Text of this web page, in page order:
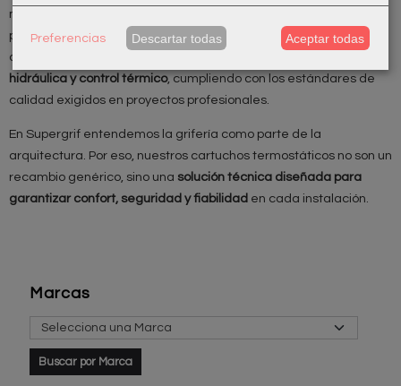
Marcas
mantenimiento, sustitución o reparación sin comprometer las
prestaciones originales del sistema. Cada cartucho ha sido
desarrollado bajo criterios de
hidráulica y control térmico, cumpliendo con los estándares de
calidad exigidos en proyectos profesionales.
En Supergrif entendemos la grifería como parte de la
arquitectura. Por eso, nuestros cartuchos termostáticos no son un
recambio genérico, sino una solución técnica diseñada para
garantizar confort, seguridad y fiabilidad en cada instalación.
Preferencias Descartar todas Aceptar todas